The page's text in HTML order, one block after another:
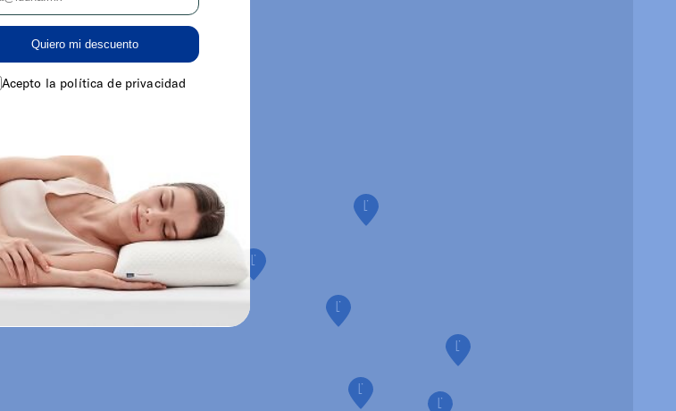
Quiero mi descuento
Acepto la política de privacidad